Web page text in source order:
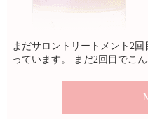
まだサロントリートメント2
っています。 まだ2回目でこ